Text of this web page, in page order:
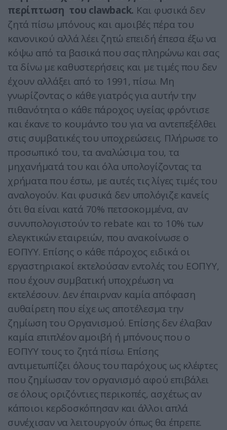
περίπτωση του clawback. Και φυσικά δεν
ζητά πίσω μπόνους και αμοιβές πέρα του
κανονικού αλλά λέει ζητώ επειδή έπεσα έξω να
κόψω από τα βασικά που σας πληρώνω και σας
τα δίνω με καθυστερήσεις και με τιμές που δεν
έχουν αλλάξει από το 1991, πίσω. Μη
γνωρίζοντας ο κάθε γιατρός για αυτήν την
πιθανότητα ο κάθε πάροχος υγείας φρόντισε
και έκανε το κουμάντο του για να αντεπεξέλθει
στις συμβατικές του υποχρεώσεις. Πλήρωσε το
προσωπικό του, τα αναλώσιμα του, τα
μηχανήματά του και όλα υπολογίζοντας τα
χρήματα που έστω, με αυτές τις λίγες τιμές του
αναλογούν. Και φυσικά δεν υπολόγιζε κανείς
ότι θα είναι κατά 70% πετσοκομμένα, αν
συνυπολογιστούν το rebate και το 10% των
ελεγκτικών εταιρειών, που ανακοίνωσε ο
ΕΟΠΥΥ. Επίσης ο κάθε πάροχος ειδικά οι
εργαστηριακοί εκτελούσαν εντολές του ΕΟΠΥΥ,
που έχουν συμβατική υποχρέωση να
εκτελέσουν. Δεν έπαιρναν καμία απόφαση
αυθαίρετη που είχε ως αποτέλεσμα την
ζημίωση του Οργανισμού. Επίσης δεν έλαβαν
καμία επιπλέον αμοιβή ή μπόνους που ο
ΕΟΠΥΥ τους το ζητά πίσω. Επίσης
αντιμετωπίζει όλους του παρόχους ως κλέφτες
που ζημίωσαν τον οργανισμό αφού επιβάλει
σε όλους οριζόντιες περικοπές, ασχέτως αν
κάποιοι κερδοσκόπησαν και άλλοι απλά
συνέχισαν να λειτουργούν όπως θα έπρεπε.